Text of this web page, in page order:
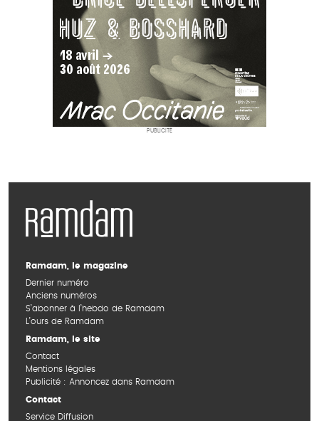
PUBLICITÉ
Ramdam, le magazine
Dernier numéro
Anciens numéros
S’abonner à l’hebdo de Ramdam
L’ours de Ramdam
Ramdam, le site
Contact
Mentions légales
Publicité : Annoncez dans Ramdam
Contact
Service Diffusion